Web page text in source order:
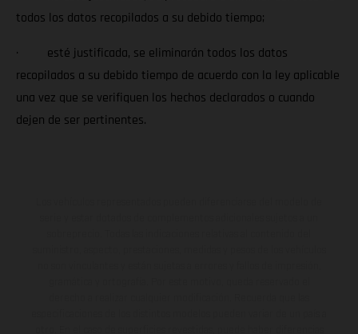
todos los datos recopilados a su debido tiempo;
· esté justificada, se eliminarán todos los datos
recopilados a su debido tiempo de acuerdo con la ley aplicable
una vez que se verifiquen los hechos declarados o cuando
dejen de ser pertinentes.